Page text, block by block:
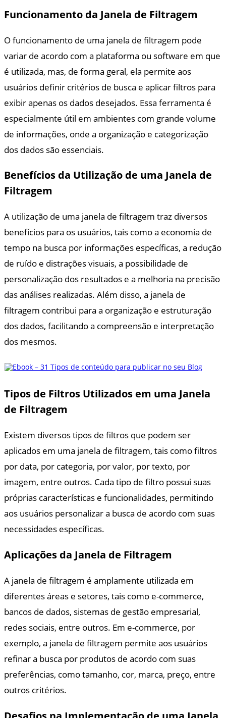
Funcionamento da Janela de Filtragem
O funcionamento de uma janela de filtragem pode
variar de acordo com a plataforma ou software em que
é utilizada, mas, de forma geral, ela permite aos
usuários definir critérios de busca e aplicar filtros para
exibir apenas os dados desejados. Essa ferramenta é
especialmente útil em ambientes com grande volume
de informações, onde a organização e categorização
dos dados são essenciais.
Benefícios da Utilização de uma Janela de
Filtragem
A utilização de uma janela de filtragem traz diversos
benefícios para os usuários, tais como a economia de
tempo na busca por informações específicas, a redução
de ruído e distrações visuais, a possibilidade de
personalização dos resultados e a melhoria na precisão
das análises realizadas. Além disso, a janela de
filtragem contribui para a organização e estruturação
dos dados, facilitando a compreensão e interpretação
dos mesmos.
Tipos de Filtros Utilizados em uma Janela
de Filtragem
Existem diversos tipos de filtros que podem ser
aplicados em uma janela de filtragem, tais como filtros
por data, por categoria, por valor, por texto, por
imagem, entre outros. Cada tipo de filtro possui suas
próprias características e funcionalidades, permitindo
aos usuários personalizar a busca de acordo com suas
necessidades específicas.
Aplicações da Janela de Filtragem
A janela de filtragem é amplamente utilizada em
diferentes áreas e setores, tais como e-commerce,
bancos de dados, sistemas de gestão empresarial,
redes sociais, entre outros. Em e-commerce, por
exemplo, a janela de filtragem permite aos usuários
refinar a busca por produtos de acordo com suas
preferências, como tamanho, cor, marca, preço, entre
outros critérios.